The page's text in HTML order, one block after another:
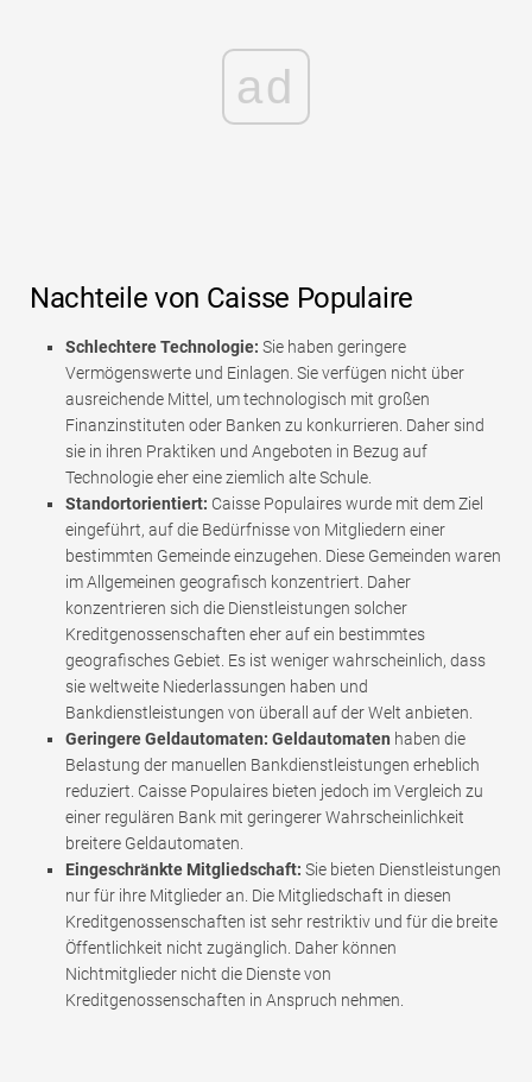
ad
Nachteile von Caisse Populaire
Schlechtere Technologie: Sie haben geringere
Vermögenswerte und Einlagen. Sie verfügen nicht über
ausreichende Mittel, um technologisch mit großen
Finanzinstituten oder Banken zu konkurrieren. Daher sind
sie in ihren Praktiken und Angeboten in Bezug auf
Technologie eher eine ziemlich alte Schule.
Standortorientiert: Caisse Populaires wurde mit dem Ziel
eingeführt, auf die Bedürfnisse von Mitgliedern einer
bestimmten Gemeinde einzugehen. Diese Gemeinden waren
im Allgemeinen geografisch konzentriert. Daher
konzentrieren sich die Dienstleistungen solcher
Kreditgenossenschaften eher auf ein bestimmtes
geografisches Gebiet. Es ist weniger wahrscheinlich, dass
sie weltweite Niederlassungen haben und
Bankdienstleistungen von überall auf der Welt anbieten.
Geringere Geldautomaten: Geldautomaten haben die
Belastung der manuellen Bankdienstleistungen erheblich
reduziert. Caisse Populaires bieten jedoch im Vergleich zu
einer regulären Bank mit geringerer Wahrscheinlichkeit
breitere Geldautomaten.
Eingeschränkte Mitgliedschaft: Sie bieten Dienstleistungen
nur für ihre Mitglieder an. Die Mitgliedschaft in diesen
Kreditgenossenschaften ist sehr restriktiv und für die breite
Öffentlichkeit nicht zugänglich. Daher können
Nichtmitglieder nicht die Dienste von
Kreditgenossenschaften in Anspruch nehmen.